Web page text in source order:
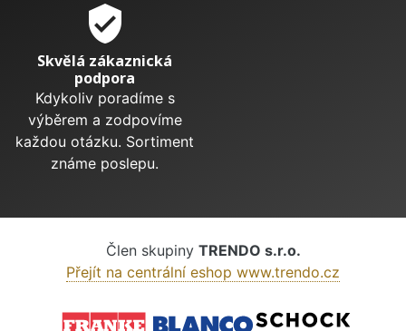
verified_user
Skvělá zákaznická
podpora
Kdykoliv poradíme s
výběrem a zodpovíme
každou otázku. Sortiment
známe poslepu.
Člen skupiny TRENDO s.r.o.
Přejít na centrální eshop www.trendo.cz